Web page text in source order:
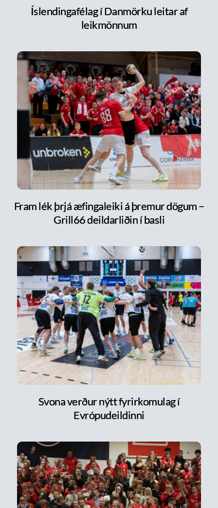
Íslendingafélag í Danmörku leitar af
leikmönnum
Fram lék þrjá æfingaleiki á þremur dögum –
Grill66 deildarliðin í basli
Svona verður nýtt fyrirkomulag í
Evrópudeildinni